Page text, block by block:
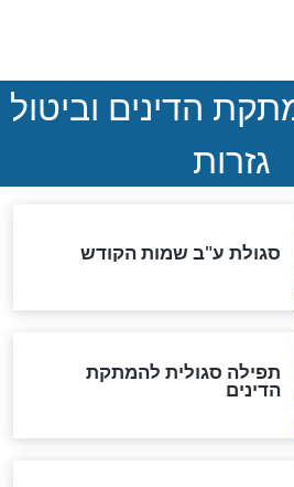
החשאי של טראמפ
בלי שקיפות ועם הרבה
שאלה
האבוד שנחשף
מוסקבה: כתב היד
של הרשב"ם התגלה